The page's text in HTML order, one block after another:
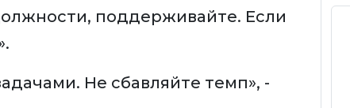
поддерживайте. Если
Не сбавляйте темп», -